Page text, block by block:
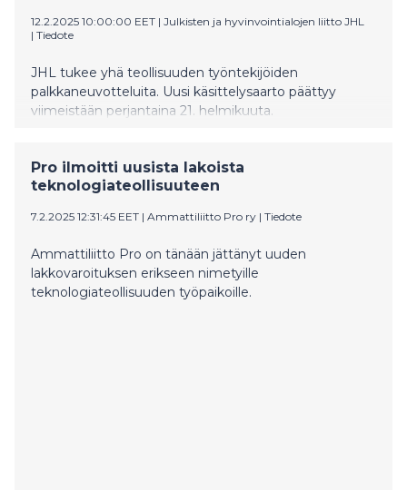
12.2.2025 10:00:00 EET | Julkisten ja hyvinvointialojen liitto JHL
| Tiedote
JHL tukee yhä teollisuuden työntekijöiden
palkkaneuvotteluita. Uusi käsittelysaarto päättyy
viimeistään perjantaina 21. helmikuuta.
Pro ilmoitti uusista lakoista
teknologiateollisuuteen
7.2.2025 12:31:45 EET | Ammattiliitto Pro ry | Tiedote
Ammattiliitto Pro on tänään jättänyt uuden
lakkovaroituksen erikseen nimetyille
teknologiateollisuuden työpaikoille.